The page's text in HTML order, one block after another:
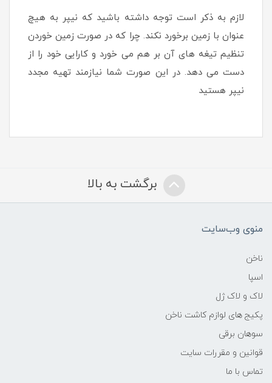
لازم به ذکر است توجه داشته باشید که نیپر به هیچ
عنوان با زمین برخورد نکند. چرا که در صورت زمین خوردن
تنظیم تیغه های آن بر هم می خورد و کارایی خود را از
دست می دهد. در این صورت شما نیازمند تهیه مجدد
نیپر هستید
برگشت به بالا
منوی وب‌سایت
ناخن
اسپا
لاک و لاک ژل
پکیج های لوازم کاشت ناخن
سوهان برقی
قوانین و مقررات سایت
تماس با ما